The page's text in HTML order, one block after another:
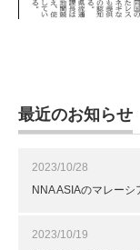
最近のお知らせ
2023/10/28
NNA ASIAのマレー
2023/10/19